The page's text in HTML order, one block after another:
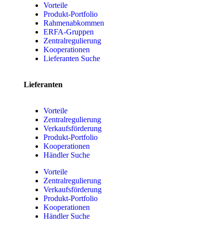
Vorteile
Produkt-Portfolio
Rahmenabkommen
ERFA-Gruppen
Zentralregulierung
Kooperationen
Lieferanten Suche
Lieferanten
Vorteile
Zentralregulierung
Verkaufsförderung
Produkt-Portfolio
Kooperationen
Händler Suche
Vorteile
Zentralregulierung
Verkaufsförderung
Produkt-Portfolio
Kooperationen
Händler Suche